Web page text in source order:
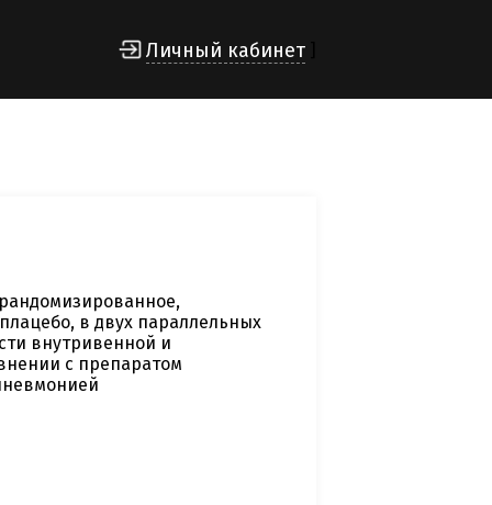
Личный кабинет
в двух параллельных
внутривенной и
с препаратом